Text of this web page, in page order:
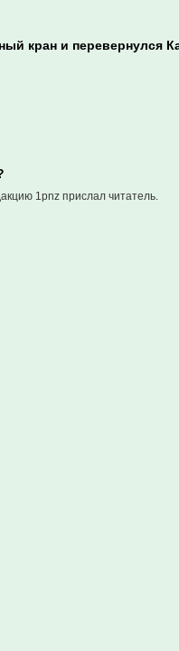
кран и перевернулся
1pnz прислал читатель.